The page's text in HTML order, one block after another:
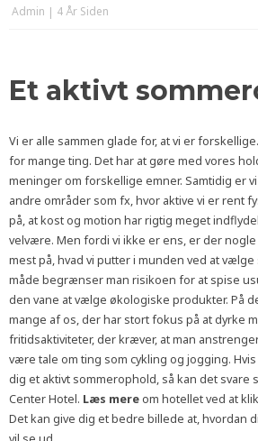
Admin 4 År Siden
Et aktivt
Vi er alle sammen glade for, at vi er
for mange ting. Det har at gøre med vores
meninger om forskellige emner. Samtidig er
andre områder som fx, hvor aktive vi er rent
på, at kost og motion har rigtig meget
velvære. Men fordi vi ikke er ens, er der
mest på, hvad vi putter i munden ved at
måde begrænser man risikoen for at spise
den vane at vælge økologiske produkter. På
mange af os, der har stort fokus på at dyrke
fritidsaktiviteter, der kræver, at man
være tale om ting som cykling og jogging.
dig et aktivt sommerophold, så kan det svare
Center Hotel. Læs mereom hotellet ved at
Det kan give dig et bedre billede at, hvordan